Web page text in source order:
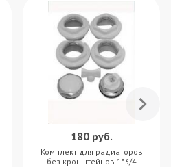
180 руб.
Комплект для радиаторов
без кронштейнов 1*3/4